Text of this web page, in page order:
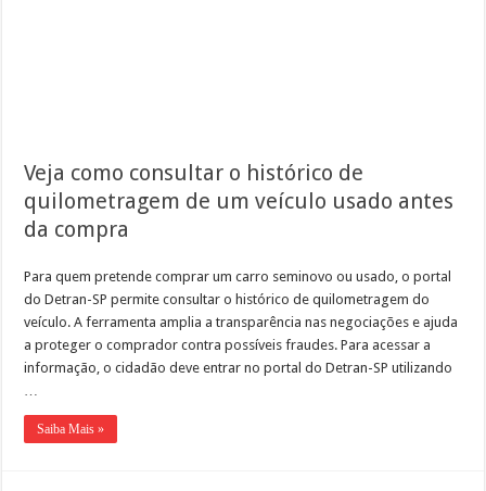
Veja como consultar o histórico de
quilometragem de um veículo usado antes
da compra
Para quem pretende comprar um carro seminovo ou usado, o portal
do Detran-SP permite consultar o histórico de quilometragem do
veículo. A ferramenta amplia a transparência nas negociações e ajuda
a proteger o comprador contra possíveis fraudes. Para acessar a
informação, o cidadão deve entrar no portal do Detran-SP utilizando
Saiba Mais »